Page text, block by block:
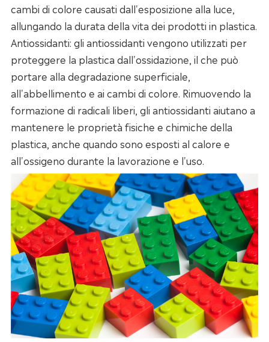
cambi di colore causati dall'esposizione alla luce,
allungando la durata della vita dei prodotti in plastica.
Antiossidanti: gli antiossidanti vengono utilizzati per
proteggere la plastica dall'ossidazione, il che può
portare alla degradazione superficiale,
all'abbellimento e ai cambi di colore. Rimuovendo la
formazione di radicali liberi, gli antiossidanti aiutano a
mantenere le proprietà fisiche e chimiche della
plastica, anche quando sono esposti al calore e
all'ossigeno durante la lavorazione e l'uso.